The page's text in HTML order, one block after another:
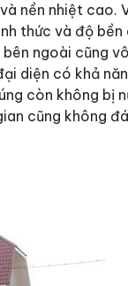
nền nhiệt cao.
thức và độ bền
ngoài cũng
diện có khả
còn không bị
cũng không